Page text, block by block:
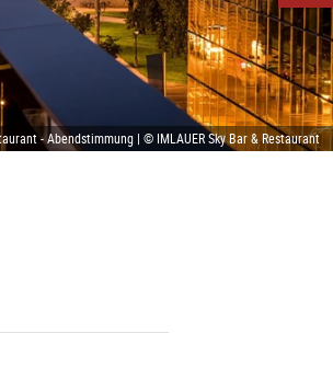
- Abendstimmung | © IMLAUER Sky Bar & Restaurant